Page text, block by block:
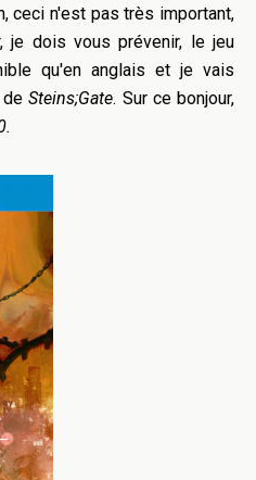
ceci n'est pas très important,
je dois vous prévenir, le jeu
qu'en anglais et je vais
deSteins;Gate. Sur ce bonjour,